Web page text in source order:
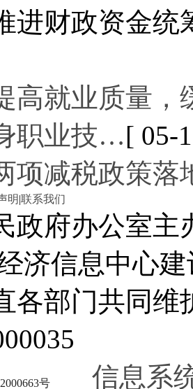
进财政资金统
高就业质量
职业技…[ 05-
项减税政策落
明|联系我们
政府办公室
济信息中心建
各部门共同
号 信息系